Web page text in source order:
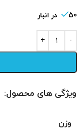
50 در انبار
ویژگی های محصول:
وزن